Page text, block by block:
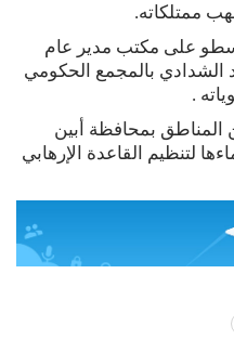
ممتلكاته.
على مكتب مدير عام
الشدادي بالمجمع الحكومي
.
بمحافظة أبين
لتنظيم القاعدة الإرهابي